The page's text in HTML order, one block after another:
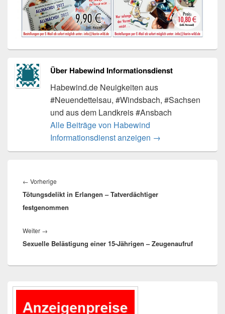
Über Habewind Informationsdienst
Habewind.de Neuigkeiten aus
#Neuendettelsau, #Windsbach, #Sachsen
und aus dem Landkreis #Ansbach
Alle Beiträge von Habewind
Informationsdienst anzeigen →
← Vorherige
Beitrag:
Tötungsdelikt in Erlangen – Tatverdächtiger
festgenommen
Weiter →
Beitrag:
Sexuelle Belästigung einer 15-Jährigen – Zeugenaufruf
Primärer
Widgetbereich